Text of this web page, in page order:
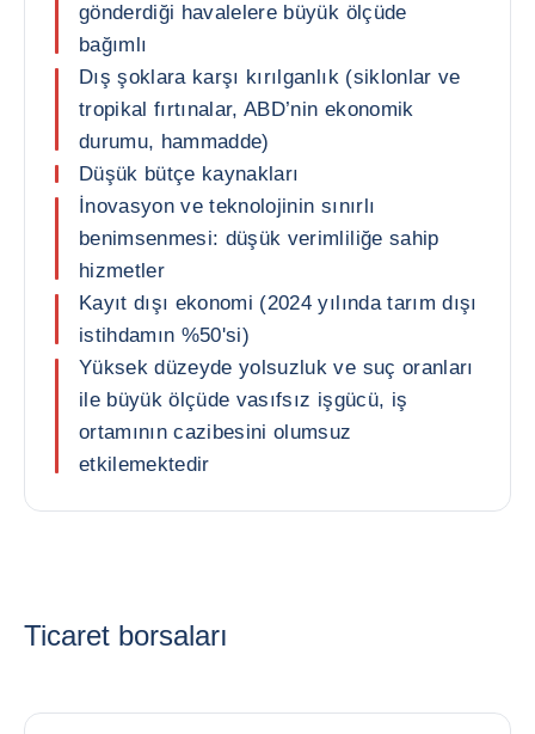
gönderdiği havalelere büyük ölçüde
bağımlı
Dış şoklara karşı kırılganlık (siklonlar ve
tropikal fırtınalar, ABD’nin ekonomik
durumu, hammadde)
Düşük bütçe kaynakları
İnovasyon ve teknolojinin sınırlı
benimsenmesi: düşük verimliliğe sahip
hizmetler
Kayıt dışı ekonomi (2024 yılında tarım dışı
istihdamın %50'si)
Yüksek düzeyde yolsuzluk ve suç oranları
ile büyük ölçüde vasıfsız işgücü, iş
ortamının cazibesini olumsuz
etkilemektedir
Ticaret borsaları